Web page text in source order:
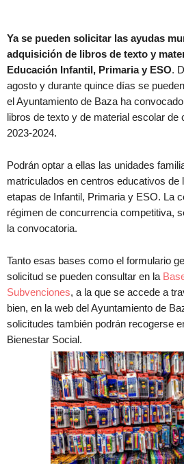
Ya se pueden solicitar las ayudas
adquisición de libros de texto y
Educación Infantil, Primaria y ESO.
agosto y durante quince días se
el Ayuntamiento de Baza ha
libros de texto y de material escolar de
2023-2024.
Podrán optar a ellas las unidades
matriculados en centros educativos de
etapas de Infantil, Primaria y ESO. La
régimen de concurrencia competitiva,
la convocatoria.
Tanto esas bases como el formulario
solicitud se pueden consultar en la
Subvenciones, a la que se accede a
bien, en la web del Ayuntamiento de
solicitudes también podrán recogerse
Bienestar Social.